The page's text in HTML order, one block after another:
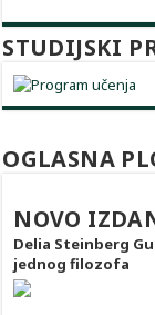
STUDIJSKI
OGLASNA
NOVO
Delia Steinberg
jednog filozofa